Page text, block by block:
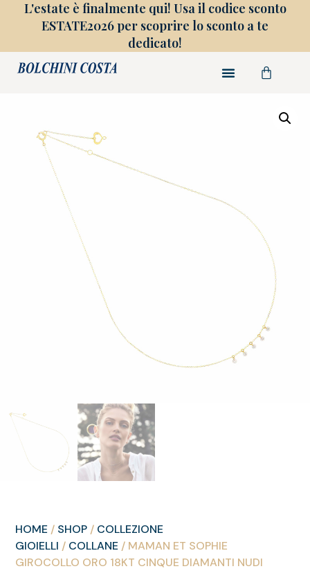
L'estate è finalmente qui! Usa il codice sconto
ESTATE2026 per scoprire lo sconto a te
dedicato!
HOME / SHOP / COLLEZIONE
GIOIELLI / COLLANE / MAMAN ET SOPHIE
GIROCOLLO ORO 18KT CINQUE DIAMANTI NUDI